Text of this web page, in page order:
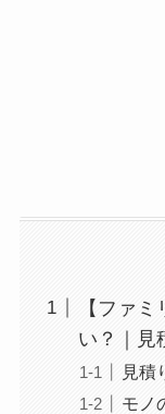
【ファ
い？｜見
見積
モノ